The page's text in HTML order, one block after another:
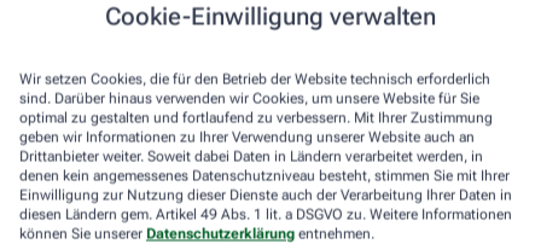
Cookie-Einwilligung verwalten
Wir setzen Cookies, die für den Betrieb der Website technisch erforderlich
sind. Darüber hinaus verwenden wir Cookies, um unsere Website für Sie
optimal zu gestalten und fortlaufend zu verbessern. Mit Ihrer Zustimmung
geben wir Informationen zu Ihrer Verwendung unserer Website auch an
Drittanbieter weiter. Soweit dabei Daten in Ländern verarbeitet werden, in
denen kein angemessenes Datenschutzniveau besteht, stimmen Sie mit Ihrer
Einwilligung zur Nutzung dieser Dienste auch der Verarbeitung Ihrer Daten in
diesen Ländern gem. Artikel 49 Abs. 1 lit. a DSGVO zu. Weitere Informationen
können Sie unserer Datenschutzerklärung entnehmen.